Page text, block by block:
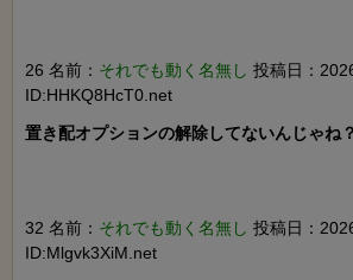
26 名前： それでも動く名無し 投稿日：
ID:HHKQ8HcT0.net
置き配オプションの解除してないんじゃね？
32 名前： それでも動く名無し 投稿日：
ID:Mlgvk3XiM.net